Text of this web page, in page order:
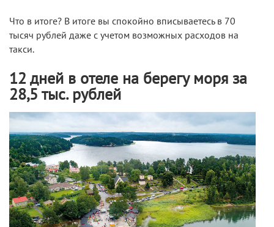
Что в итоге? В итоге вы спокойно вписываетесь в 70
тысяч рублей даже с учетом возможных расходов на
такси.
12 дней в отеле на берегу моря за
28,5 тыс. рублей